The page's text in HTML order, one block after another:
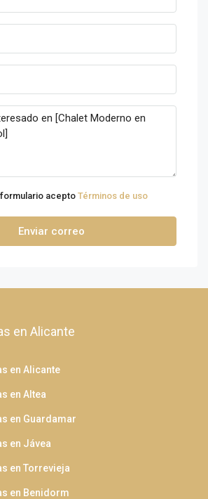
acepto Términos de uso
Enviar correo
en Alicante
en Alicante
en Altea
en Guardamar
en Jávea
en Torrevieja
en Benidorm